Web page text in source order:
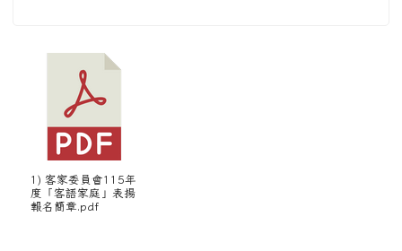
1) 客家委員會115年
度「客語家庭」表揚
報名簡章.pdf